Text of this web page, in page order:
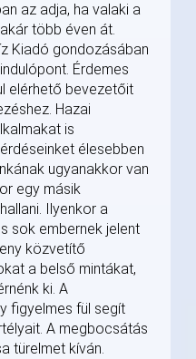
az adja, ha valaki a
több éven át.
Kiadó gondozásában
Érdemes
elérhető bevezetőit
Hazai
is
élesebben
ugyanakkor van
egy másik
Ilyenkor a
sok embernek jelent
közvetítő
a belső mintákat,
ki. A
figyelmes fül segít
A megbocsátás
türelmet kíván.